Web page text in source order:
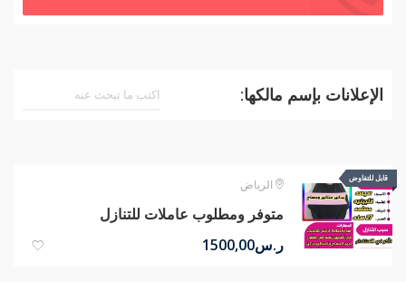
الإعلانات بإسم مالكها:
قابل للتفاوض
قابل للتفاوض الرياض
متوفر ومطلوب عاملات للتنازل
ر.س1500,00